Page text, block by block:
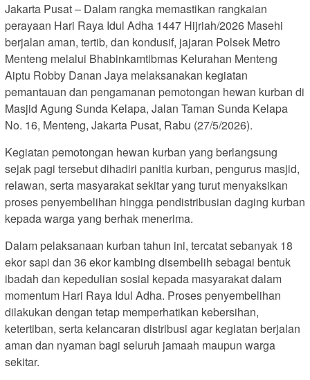
Jakarta Pusat – Dalam rangka memastikan rangkaian
perayaan Hari Raya Idul Adha 1447 Hijriah/2026 Masehi
berjalan aman, tertib, dan kondusif, jajaran Polsek Metro
Menteng melalui Bhabinkamtibmas Kelurahan Menteng
Aiptu Robby Danan Jaya melaksanakan kegiatan
pemantauan dan pengamanan pemotongan hewan kurban di
Masjid Agung Sunda Kelapa, Jalan Taman Sunda Kelapa
No. 16, Menteng, Jakarta Pusat, Rabu (27/5/2026).
Kegiatan pemotongan hewan kurban yang berlangsung
sejak pagi tersebut dihadiri panitia kurban, pengurus masjid,
relawan, serta masyarakat sekitar yang turut menyaksikan
proses penyembelihan hingga pendistribusian daging kurban
kepada warga yang berhak menerima.
Dalam pelaksanaan kurban tahun ini, tercatat sebanyak 18
ekor sapi dan 36 ekor kambing disembelih sebagai bentuk
ibadah dan kepedulian sosial kepada masyarakat dalam
momentum Hari Raya Idul Adha. Proses penyembelihan
dilakukan dengan tetap memperhatikan kebersihan,
ketertiban, serta kelancaran distribusi agar kegiatan berjalan
aman dan nyaman bagi seluruh jamaah maupun warga
sekitar.